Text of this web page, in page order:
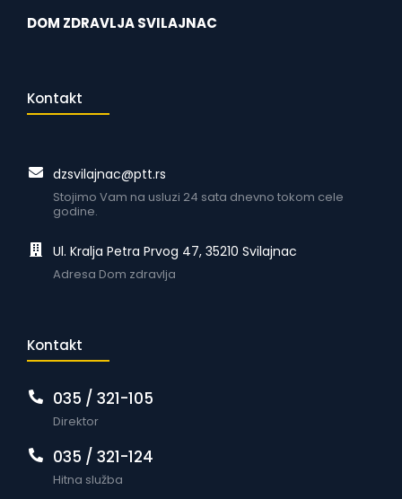
DOM ZDRAVLJA SVILAJNAC
Kontakt
dzsvilajnac@ptt.rs
Stojimo Vam na usluzi 24 sata dnevno tokom cele
godine.
Ul. Kralja Petra Prvog 47, 35210 Svilajnac
Adresa Dom zdravlja
Kontakt
035 / 321-105
Direktor
035 / 321-124
Hitna služba